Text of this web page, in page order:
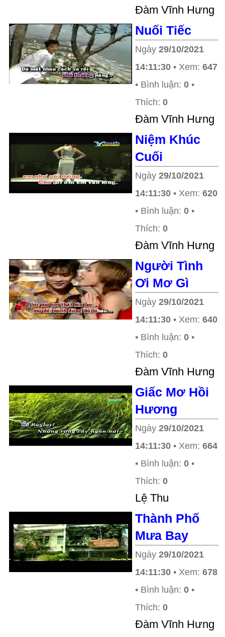
Ðàm Vĩnh Hưng
Nuối Tiếc
Ngày 29/10/2021
14:11:30 • Xem: 647
• Bình luận: 0 •
Thích: 0
Ðàm Vĩnh Hưng
Niệm Khúc
Cuối
Ngày 29/10/2021
14:11:30 • Xem: 620
• Bình luận: 0 •
Thích: 0
Ðàm Vĩnh Hưng
Người Tình
Ơi Mơ Gì
Ngày 29/10/2021
14:11:30 • Xem: 640
• Bình luận: 0 •
Thích: 0
Ðàm Vĩnh Hưng
Giấc Mơ Hồi
Hương
Ngày 29/10/2021
14:11:30 • Xem: 664
• Bình luận: 0 •
Thích: 0
Lệ Thu
Thành Phố
Mưa Bay
Ngày 29/10/2021
14:11:30 • Xem: 678
• Bình luận: 0 •
Thích: 0
Ðàm Vĩnh Hưng